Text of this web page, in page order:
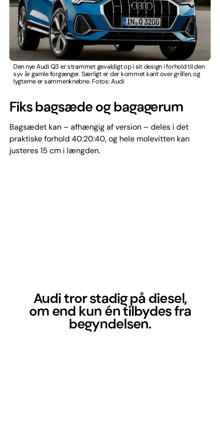
Den nye Audi Q3 er strammet gevaldigt op i sit design i forhold til den
syv år gamle forgænger. Særligt er der kommet kant over grill'en, og
lygterne er sammenknebne. Fotos: Audi
Fiks bagsæde og bagagerum
Bagsædet kan – afhængig af version – deles i det
praktiske forhold 40:20:40, og hele molevitten kan
justeres 15 cm i længden.
Audi tror stadig på diesel,
om end kun én tilbydes fra
begyndelsen.